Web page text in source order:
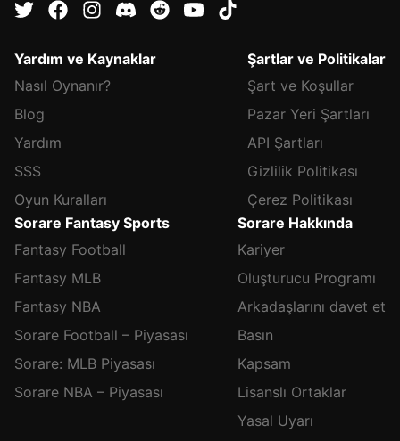
Yardım ve Kaynaklar
Nasıl Oynanır?
Blog
Yardım
SSS
Oyun Kuralları
Şartlar ve Politikalar
Şart ve Koşullar
Pazar Yeri Şartları
API Şartları
Gizlilik Politikası
Çerez Politikası
Sorare Fantasy Sports
Fantasy Football
Fantasy MLB
Fantasy NBA
Sorare Football – Piyasası
Sorare: MLB Piyasası
Sorare NBA – Piyasası
Sorare Hakkında
Kariyer
Oluşturucu Programı
Arkadaşlarını davet et
Basın
Kapsam
Lisanslı Ortaklar
Yasal Uyarı